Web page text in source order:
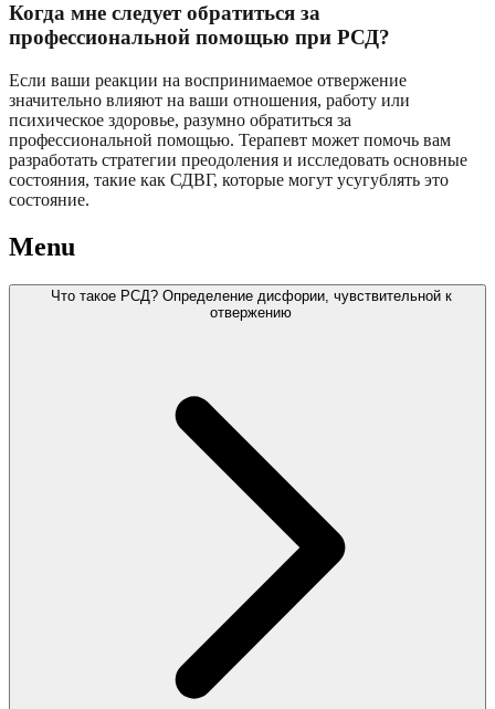
Когда мне следует обратиться за
профессиональной помощью при РСД?
Если ваши реакции на воспринимаемое отвержение
значительно влияют на ваши отношения, работу или
психическое здоровье, разумно обратиться за
профессиональной помощью. Терапевт может помочь вам
разработать стратегии преодоления и исследовать основные
состояния, такие как СДВГ, которые могут усугублять это
состояние.
Menu
Что такое РСД? Определение дисфории, чувствительной к
отвержению